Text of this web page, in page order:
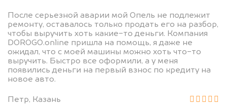
После серьезной аварии мой Опель не подлежит
ремонту, оставалось только продать его на разбор,
чтобы выручить хоть какие-то деньги. Компания
DOROGO.online пришла на помощь, я даже не
ожидал, что с моей машины можно хоть что-то
выручить. Быстро все оформили, а у меня
появились деньги на первый взнос по кредиту на
новое авто.
Петр, Казань